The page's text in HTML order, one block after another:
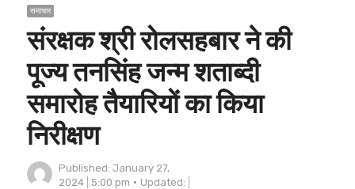
समाचार
संरक्षक श्री रोलसहबार ने की
पूज्य तनसिंह जन्म शताब्दी
समारोह तैयारियों का किया
निरीक्षण
Published: January 27,
2024
5:00 pm
Updated: